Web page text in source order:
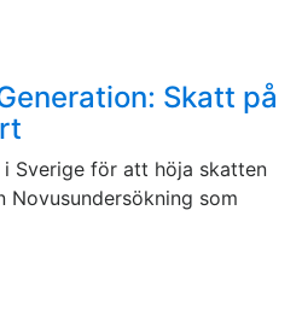
Skatt på
Sverige för att höja skatten
Novusundersökning som